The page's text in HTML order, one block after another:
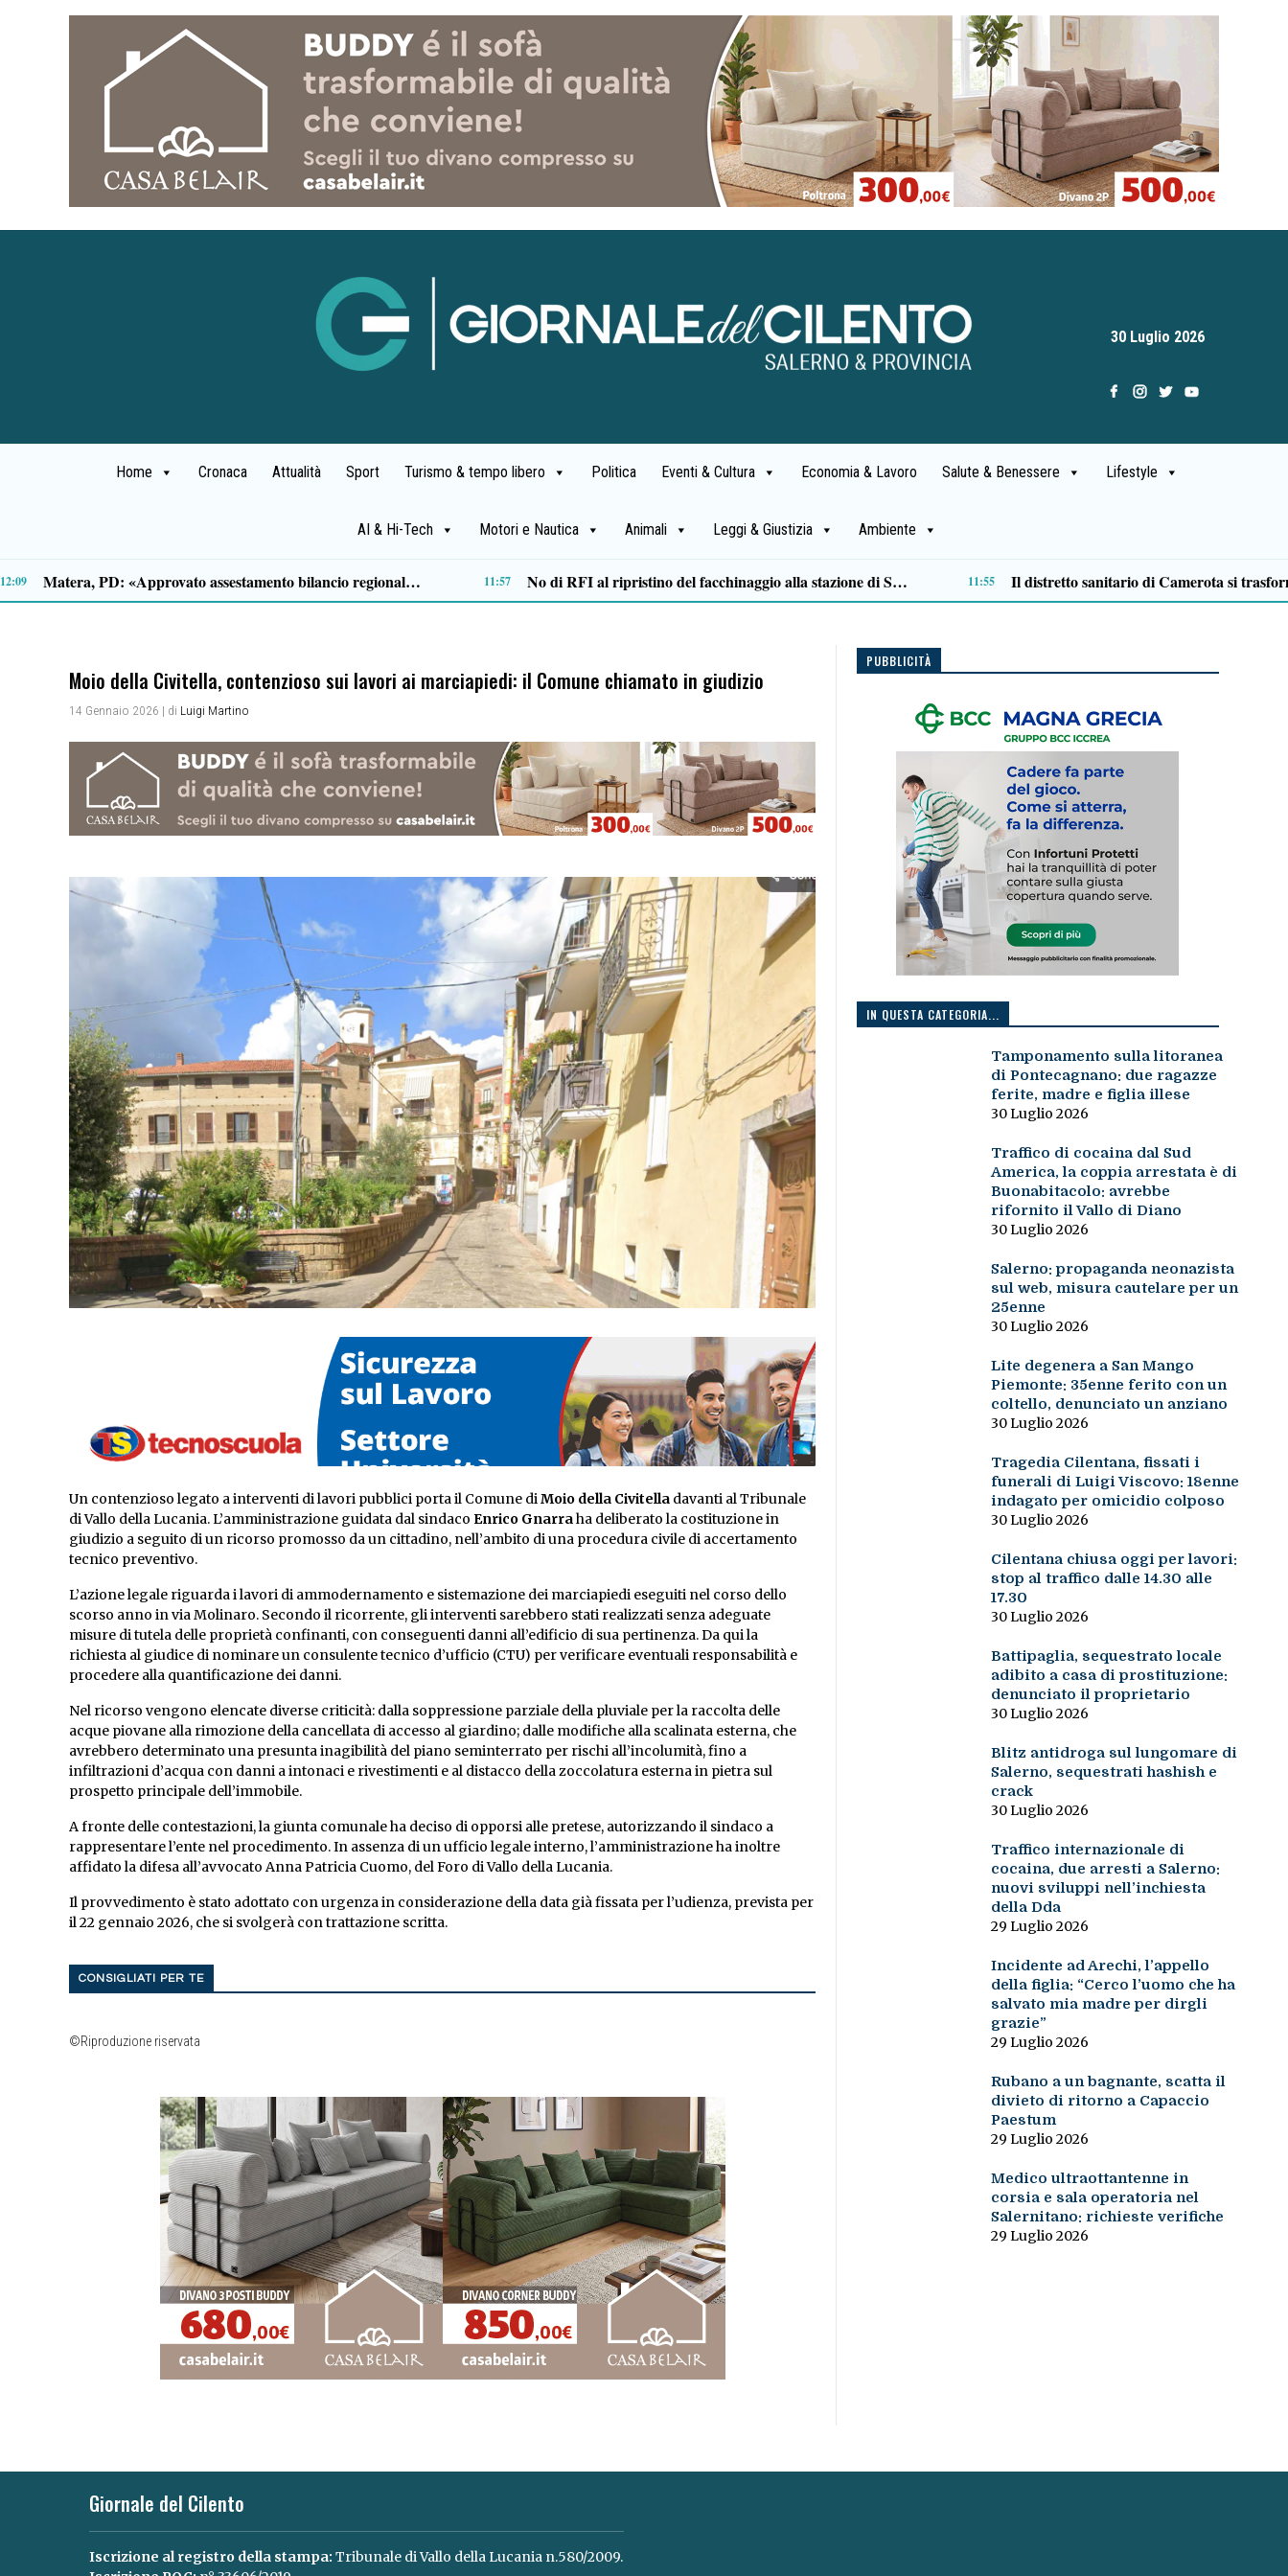
30 Luglio 2026
Home Cronaca Attualità Sport Turismo & tempo libero Politica Eventi & Cultura Economia & Lavoro Salute & Benessere Lifestyle
AI & Hi-Tech Motori e Nautica Animali Leggi & Giustizia Ambiente
Traffico di cocaina dal Sud America, la coppia arrestata è di Buonabitacolo: avrebbe rifornito il Vallo di Diano 10:12 Salerno: propaganda neonazista sul web, misura cautelare per un 25enne 09:49 Lite degenera a San Mango Piemonte: 35enne ferito con un coltello, denunciato un anziano 09:46
Moio della Civitella, contenzioso sui lavori ai marciapiedi: il Comune chiamato in giudizio
14 Gennaio 2026 | di Luigi Martino
Un contenzioso legato a interventi di lavori pubblici porta il Comune diMoio della Civitella davanti al Tribunale
di Vallo della Lucania. L’amministrazione guidata dal sindaco Enrico Gnarraha deliberato la costituzione in
giudizio a seguito di un ricorso promosso da un cittadino, nell’ambito di una procedura civile di accertamento
tecnico preventivo.
L’azione legale riguarda i lavori di ammodernamento e sistemazione dei marciapiedi eseguiti nel corso dello
scorso anno in via Molinaro. Secondo il ricorrente, gli interventi sarebbero stati realizzati senza adeguate
misure di tutela delle proprietà confinanti, con conseguenti danni all’edificio di sua pertinenza. Da qui la
richiesta al giudice di nominare un consulente tecnico d’ufficio (CTU) per verificare eventuali responsabilità e
procedere alla quantificazione dei danni.
Nel ricorso vengono elencate diverse criticità: dalla soppressione parziale della pluviale per la raccolta delle
acque piovane alla rimozione della cancellata di accesso al giardino; dalle modifiche alla scalinata esterna, che
avrebbero determinato una presunta inagibilità del piano seminterrato per rischi all’incolumità, fino a
infiltrazioni d’acqua con danni a intonaci e rivestimenti e al distacco della zoccolatura esterna in pietra sul
prospetto principale dell’immobile.
A fronte delle contestazioni, la giunta comunale ha deciso di opporsi alle pretese, autorizzando il sindaco a
rappresentare l’ente nel procedimento. In assenza di un ufficio legale interno, l’amministrazione ha inoltre
affidato la difesa all’avvocato Anna Patricia Cuomo, del Foro di Vallo della Lucania.
Il provvedimento è stato adottato con urgenza in considerazione della data già fissata per l’udienza, prevista per
il 22 gennaio 2026, che si svolgerà con trattazione scritta.
CONSIGLIATI PER TE
©Riproduzione riservata
PUBBLICITÀ
IN QUESTA CATEGORIA...
Tamponamento sulla litoranea
di Pontecagnano: due ragazze
ferite, madre e figlia illese
30 Luglio 2026
Traffico di cocaina dal Sud
America, la coppia arrestata è di
Buonabitacolo: avrebbe
rifornito il Vallo di Diano
30 Luglio 2026
Salerno: propaganda neonazista
sul web, misura cautelare per un
25enne
30 Luglio 2026
Lite degenera a San Mango
Piemonte: 35enne ferito con un
coltello, denunciato un anziano
30 Luglio 2026
Tragedia Cilentana, fissati i
funerali di Luigi Viscovo: 18enne
indagato per omicidio colposo
30 Luglio 2026
Cilentana chiusa oggi per lavori:
stop al traffico dalle 14.30 alle
17.30
30 Luglio 2026
Battipaglia, sequestrato locale
adibito a casa di prostituzione:
denunciato il proprietario
30 Luglio 2026
Blitz antidroga sul lungomare di
Salerno, sequestrati hashish e
crack
30 Luglio 2026
Traffico internazionale di
cocaina, due arresti a Salerno:
nuovi sviluppi nell’inchiesta
della Dda
29 Luglio 2026
Incidente ad Arechi, l’appello
della figlia: “Cerco l’uomo che ha
salvato mia madre per dirgli
grazie”
29 Luglio 2026
Rubano a un bagnante, scatta il
divieto di ritorno a Capaccio
Paestum
29 Luglio 2026
Medico ultraottantenne in
corsia e sala operatoria nel
Salernitano: richieste verifiche
29 Luglio 2026
Giornale del Cilento
Iscrizione al registro della stampa: Tribunale di Vallo della Lucania n.580/2009.